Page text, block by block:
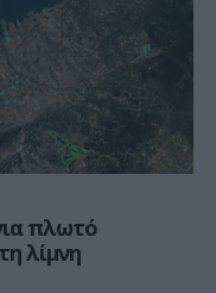
πλωτό
λίμνη